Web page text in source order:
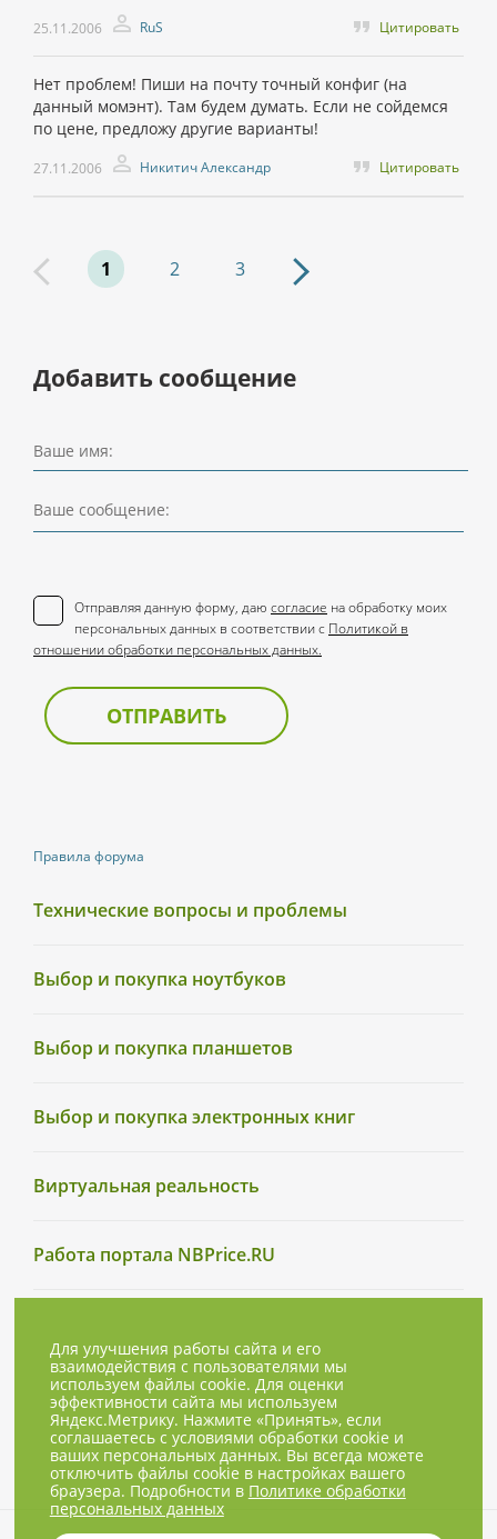
Правила форума
Технические вопросы и проблемы
Выбор и покупка ноутбуков
Выбор и покупка планшетов
Выбор и покупка электронных книг
Виртуальная реальность
Работа портала NBPrice.RU
25.11.2006 RuS Цитировать
Нет проблем! Пиши на почту точный конфиг (на
данный момэнт). Там будем думать. Если не сойдемся
по цене, предложу другие варианты!
27.11.2006 Никитич Александр Цитировать
1 2 3
Добавить сообщение
Ваше имя:
Ваше сообщение:
Отправляя данную форму, даю согласие на обработку моих
персональных данных в соответствии с Политикой в
отношении обработки персональных данных.
ОТПРАВИТЬ
Для улучшения работы сайта и его
взаимодействия с пользователями мы
используем файлы cookie. Для оценки
эффективности сайта мы используем
Яндекс.Метрику. Нажмите «Принять», если
соглашаетесь с условиями обработки cookie и
ваших персональных данных. Вы всегда можете
отключить файлы cookie в настройках вашего
браузера. Подробности в Политике обработки
персональных данных